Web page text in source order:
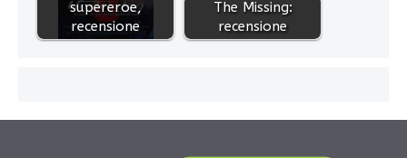
supereroe,
recensione
The Missing:
recensione